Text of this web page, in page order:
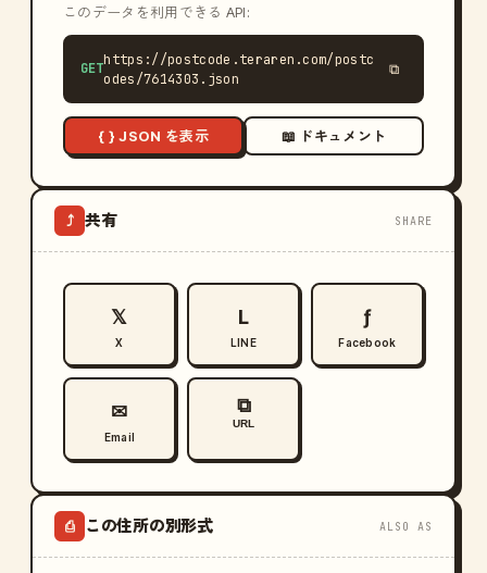
このデータを利用できる API:
GET
https://postcode.teraren.com/postc
odes/7614303.json
⧉
{ } JSON を表示 📖 ドキュメント
⤴ 共有 SHARE
𝕏
X
L
LINE
ƒ
Facebook
✉
Email
⧉
URL
⎙ この住所の別形式 ALSO AS